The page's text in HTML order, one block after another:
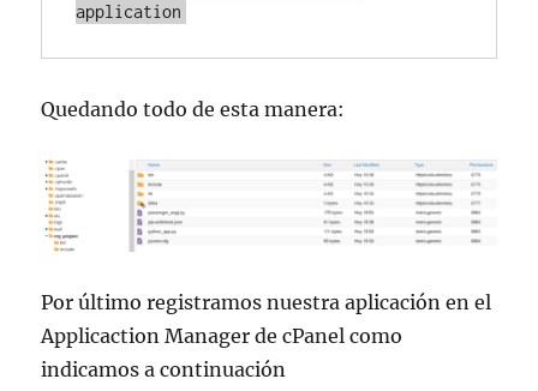
application
Quedando todo de esta manera:
Por último registramos nuestra aplicación en el
Applicaction Manager de cPanel como
indicamos a continuación